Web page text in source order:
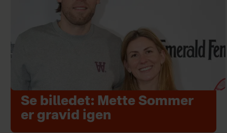
Se billedet: Mette Sommer
er gravid igen